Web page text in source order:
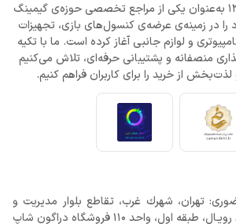
دراگون‌شاپ از سال 1396 به‌عنوان یکی از مراجع تخصصی حوزه‌ی گیمینگ
را در زمینه‌ی عرضه‌ی کنسول‌های بازی، تجهیزات
و لوازم جانبی آغاز کرده است. ما با تکیه
منصفانه و پشتیبانی حرفه‌ای، تلاش می‌کنیم
از خرید را برای کاربران فراهم کنیم.
تهران، شهرك غرب، تقاطع بلوار مدیریت و
اول، واحد 110 فروشگاه دراگون شاپ